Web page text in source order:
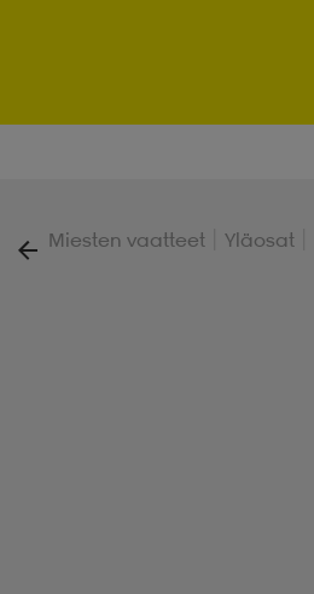
Miesten vaatteet Yläosat